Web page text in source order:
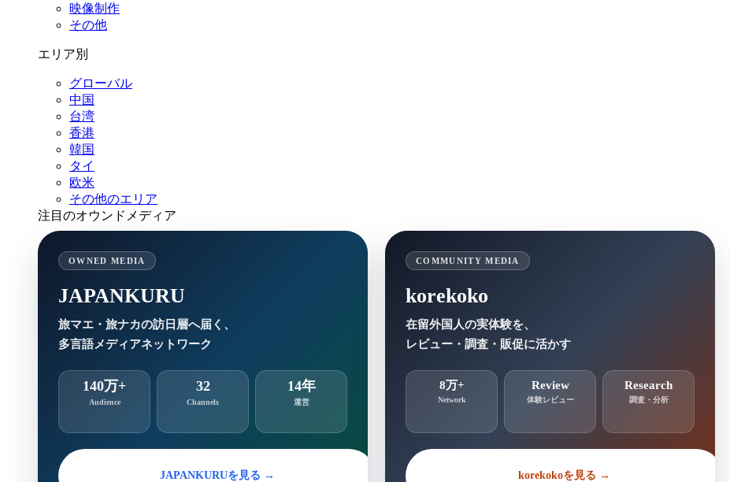
映像制作
その他
エリア別
グローバル
中国
台湾
香港
韓国
タイ
欧米
その他のエリア
注目のオウンドメディア
OWNED MEDIA
JAPANKURU
旅マエ・旅ナカの訪日層へ届く、
多言語メディアネットワーク
140万+
Audience
32
Channels
14年
運営
JAPANKURUを見る →
COMMUNITY MEDIA
korekoko
在留外国人の実体験を、
レビュー・調査・販促に活かす
8万+
Network
Review
体験レビュー
Research
調査・分析
korekokoを見る →